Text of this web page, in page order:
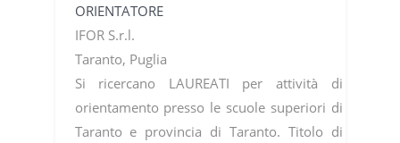
ORIENTATORE
IFOR S.r.l.
Taranto, Puglia
Si ricercano LAUREATI per attività di
orientamento presso le scuole superiori di
Taranto e provincia di Taranto. Titolo di